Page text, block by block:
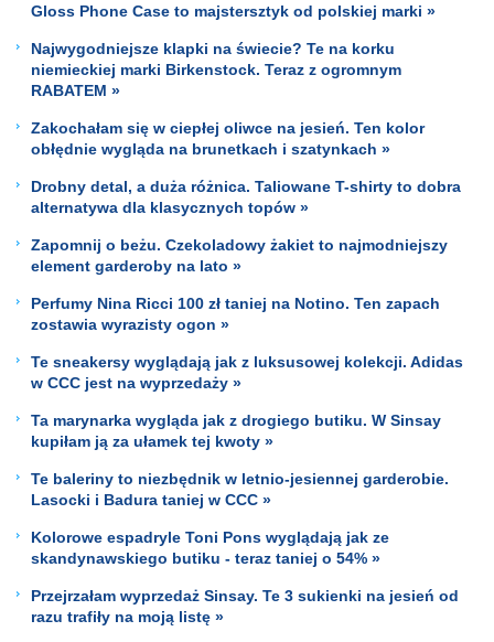
Gloss Phone Case to majstersztyk od polskiej marki »
Najwygodniejsze klapki na świecie? Te na korku
niemieckiej marki Birkenstock. Teraz z ogromnym
RABATEM »
Zakochałam się w ciepłej oliwce na jesień. Ten kolor
obłędnie wygląda na brunetkach i szatynkach »
Drobny detal, a duża różnica. Taliowane T-shirty to dobra
alternatywa dla klasycznych topów »
Zapomnij o beżu. Czekoladowy żakiet to najmodniejszy
element garderoby na lato »
Perfumy Nina Ricci 100 zł taniej na Notino. Ten zapach
zostawia wyrazisty ogon »
Te sneakersy wyglądają jak z luksusowej kolekcji. Adidas
w CCC jest na wyprzedaży »
Ta marynarka wygląda jak z drogiego butiku. W Sinsay
kupiłam ją za ułamek tej kwoty »
Te baleriny to niezbędnik w letnio-jesiennej garderobie.
Lasocki i Badura taniej w CCC »
Kolorowe espadryle Toni Pons wyglądają jak ze
skandynawskiego butiku - teraz taniej o 54% »
Przejrzałam wyprzedaż Sinsay. Te 3 sukienki na jesień od
razu trafiły na moją listę »